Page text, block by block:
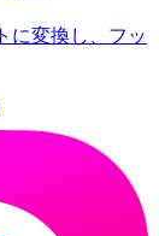
に変換し、フッ